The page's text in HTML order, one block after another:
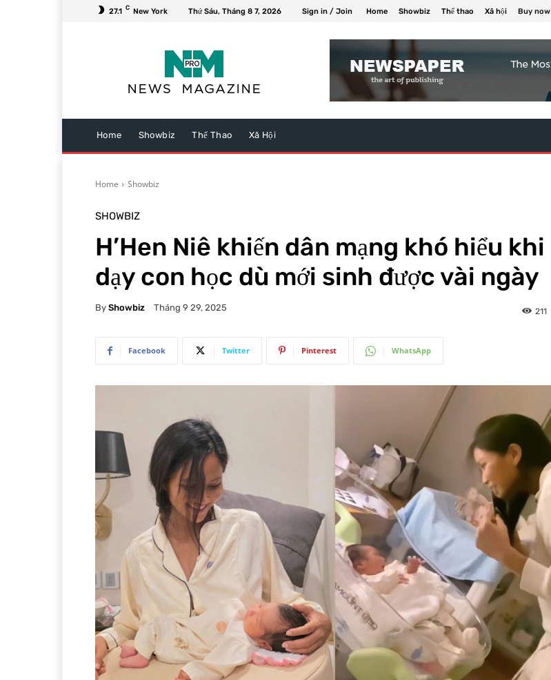
27.1 C New York Thứ Sáu, Tháng 8 7, 2026 Sign in / Join Home Showbiz Thể thao Xã hội Buy now
Home Showbiz Thể Thao Xã Hội
Home Showbiz
SHOWBIZ
H’Hen Niê khiến dân mạng khó hiểu khi
dạy con học dù mới sinh được vài ngày
By Showbiz Tháng 9 29, 2025 211
Facebook Twitter Pinterest WhatsApp